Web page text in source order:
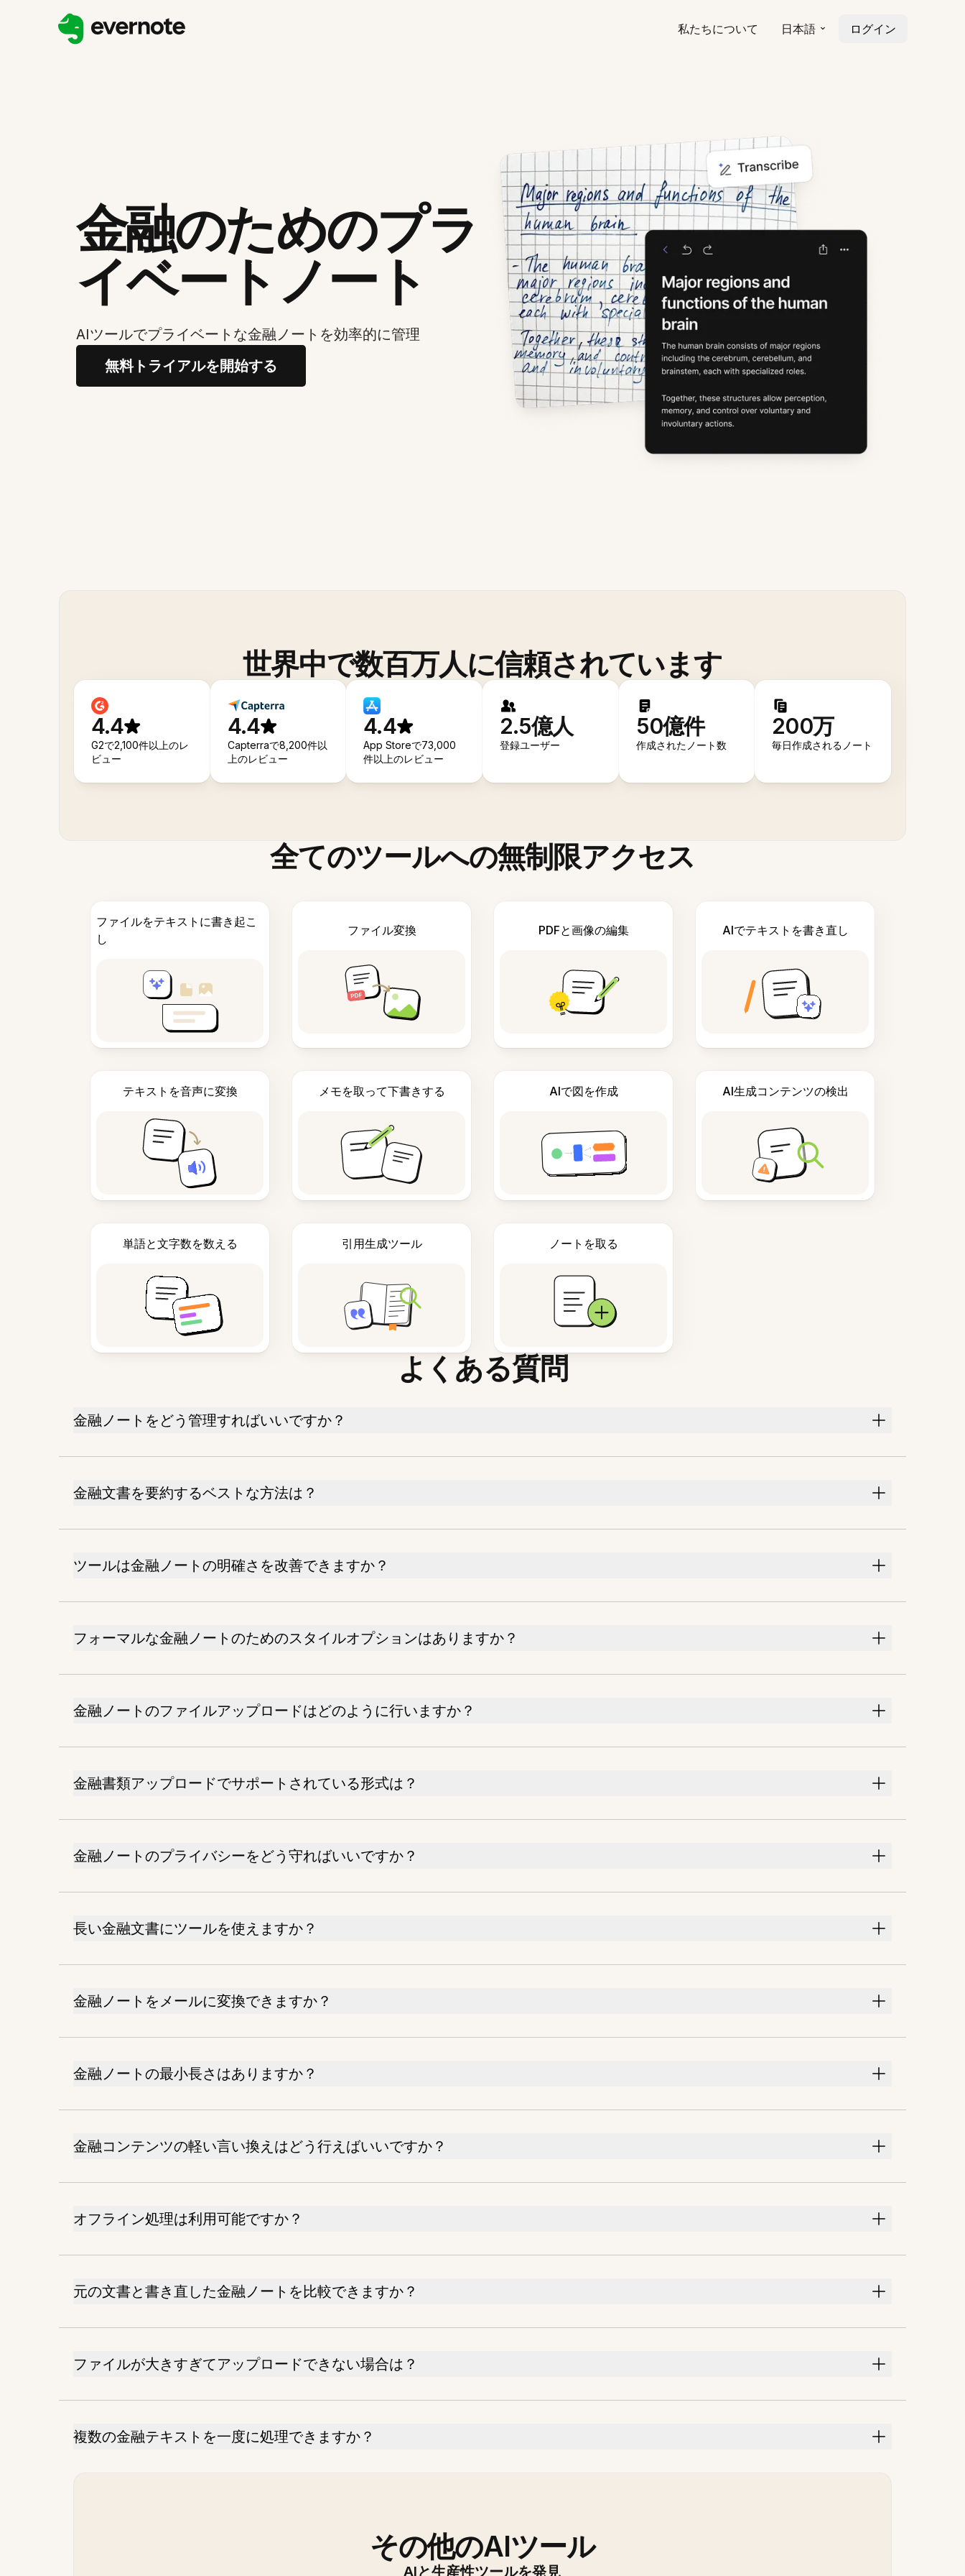
私たちについて 日本語 ログイン
金融のためのプラ
イベートノート
AIツールでプライベートな金融ノートを効率的に管理
無料トライアルを開始する
世界中で数百万人に信頼されています
4.4
G2で2,100件以上のレ
ビュー
4.4
Capterraで8,200件以
上のレビュー
4.4
App Storeで73,000
件以上のレビュー
2.5億人
登録ユーザー
50億件
作成されたノート数
200万
毎日作成されるノート
全てのツールへの無制限アクセス
ファイルをテキストに書き起こ
し
ファイル変換 PDFと画像の編集 AIでテキストを書き直し
テキストを音声に変換 メモを取って下書きする AIで図を作成 AI生成コンテンツの検出
単語と文字数を数える 引用生成ツール ノートを取る
よくある質問
金融ノートをどう管理すればいいですか？
金融文書を要約するベストな方法は？
ツールは金融ノートの明確さを改善できますか？
フォーマルな金融ノートのためのスタイルオプションはありますか？
金融ノートのファイルアップロードはどのように行いますか？
金融書類アップロードでサポートされている形式は？
金融ノートのプライバシーをどう守ればいいですか？
長い金融文書にツールを使えますか？
金融ノートをメールに変換できますか？
金融ノートの最小長さはありますか？
金融コンテンツの軽い言い換えはどう行えばいいですか？
オフライン処理は利用可能ですか？
元の文書と書き直した金融ノートを比較できますか？
ファイルが大きすぎてアップロードできない場合は？
複数の金融テキストを一度に処理できますか？
その他のAIツール
AIと生産性ツールを発見